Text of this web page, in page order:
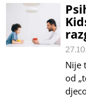
Nije
od